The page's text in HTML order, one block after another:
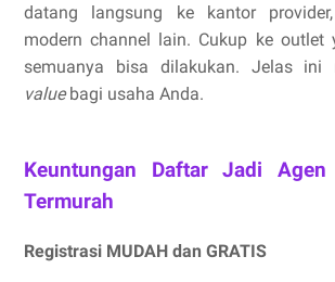
datang langsung ke kantor
modern channel lain. Cukup ke outlet
semuanya bisa dilakukan. Jelas ini
valuebagi usaha Anda.
Keuntungan Daftar Jadi
Termurah
Registrasi MUDAH dan GRATIS